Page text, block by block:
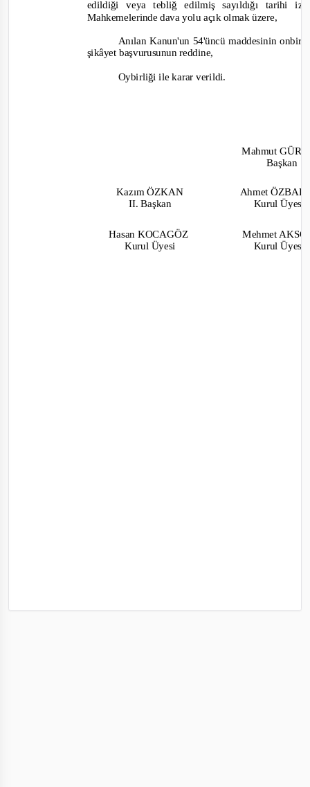
edildiği veya tebliğ edilmiş sayıldığı tarihi
Mahkemelerinde dava yolu açık olmak üzere,
Anılan Kanun'un 54'üncü maddesinin
şikâyet başvurusunun reddine,
Oybirliğiile karar verildi.
Mahmut
Başkan
Kazım ÖZKAN
II. Başkan
Ahmet
Kurul Üyesi
Hasan KOCAGÖZ
Kurul Üyesi
Mehmet
Kurul Üyesi